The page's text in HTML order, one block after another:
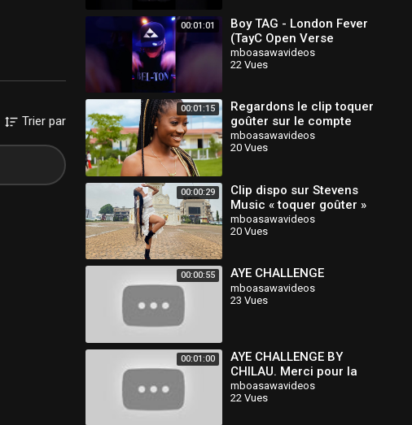
Trier par
00:01:01
Boy TAG - London Fever
(TayC Open Verse
Challenge)
mboasawavideos
22 Vues
00:01:15
Regardons le clip toquer
goûter sur le compte
Stevens Music
mboasawavideos
20 Vues
00:00:29
Clip dispo sur Stevens
Music « toquer goûter »
seppo
mboasawavideos
20 Vues
00:00:55 AYE CHALLENGE
mboasawavideos
23 Vues
00:01:00
AYE CHALLENGE BY
CHILAU. Merci pour la
force
mboasawavideos
22 Vues